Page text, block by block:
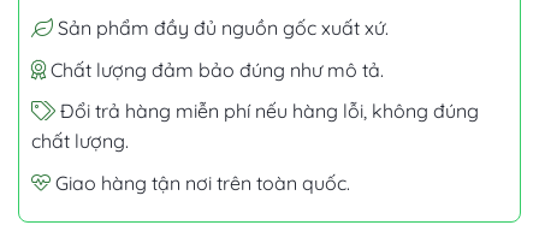
Sản phẩm đầy đủ nguồn gốc xuất xứ.
Chất lượng đảm bảo đúng như mô tả.
Đổi trả hàng miễn phí nếu hàng lỗi, không đúng
chất lượng.
Giao hàng tận nơi trên toàn quốc.